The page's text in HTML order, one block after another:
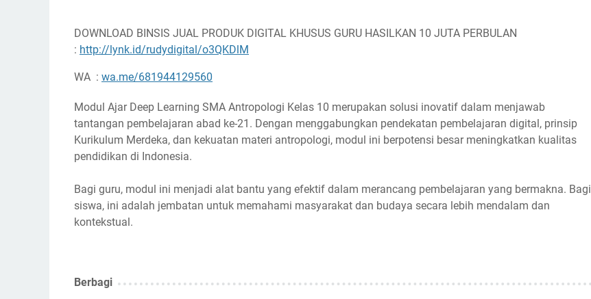
DOWNLOAD BINSIS JUAL PRODUK DIGITAL KHUSUS GURU HASILKAN 10 JUTA PERBULAN
: http://lynk.id/rudydigital/o3QKDlM
WA : wa.me/681944129560
Modul Ajar Deep Learning SMA Antropologi Kelas 10 merupakan solusi inovatif dalam menjawab
tantangan pembelajaran abad ke-21. Dengan menggabungkan pendekatan pembelajaran digital, prinsip
Kurikulum Merdeka, dan kekuatan materi antropologi, modul ini berpotensi besar meningkatkan kualitas
pendidikan di Indonesia.
Bagi guru, modul ini menjadi alat bantu yang efektif dalam merancang pembelajaran yang bermakna. Bagi
siswa, ini adalah jembatan untuk memahami masyarakat dan budaya secara lebih mendalam dan
kontekstual.
Berbagi